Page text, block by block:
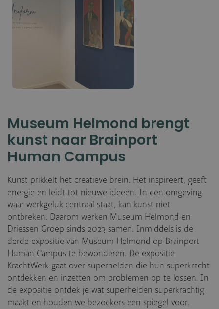
Museum Helmond brengt
kunst naar Brainport
Human Campus
Kunst prikkelt het creatieve brein. Het inspireert, geeft
energie en leidt tot nieuwe ideeën. In een omgeving
waar werkgeluk centraal staat, kan kunst niet
ontbreken. Daarom werken Museum Helmond en
Driessen Groep sinds 2023 samen. Inmiddels is de
derde expositie van Museum Helmond op Brainport
Human Campus te bewonderen. De expositie
KrachtWerk gaat over superhelden die hun superkracht
ontdekken en inzetten om problemen op te lossen. In
de expositie ontdek je wat superhelden superkrachtig
maakt en houden we bezoekers een spiegel voor.